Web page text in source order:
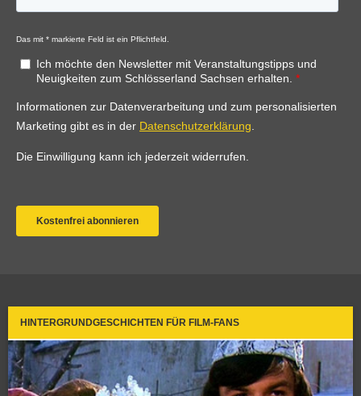
HINTERGRUNDGESCHICHTEN FÜR FILM-FANS